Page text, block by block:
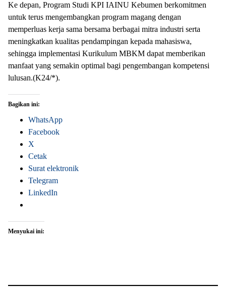
Ke depan, Program Studi KPI IAINU Kebumen berkomitmen
untuk terus mengembangkan program magang dengan
memperluas kerja sama bersama berbagai mitra industri serta
meningkatkan kualitas pendampingan kepada mahasiswa,
sehingga implementasi Kurikulum MBKM dapat memberikan
manfaat yang semakin optimal bagi pengembangan kompetensi
lulusan.(K24/*).
Bagikan ini:
WhatsApp
Facebook
X
Cetak
Surat elektronik
Telegram
LinkedIn
Menyukai ini: